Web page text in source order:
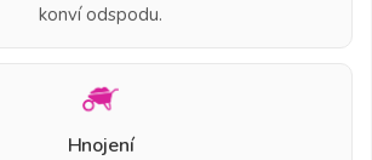
konví odspodu.
Hnojení